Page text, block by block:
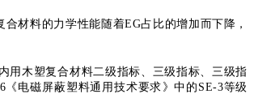
合材料的力学性能随着EG占比的增加而下降，
用木塑复合材料二级指标、三级指标、三级指
电磁屏蔽塑料通用技术要求》中的SE-3等级